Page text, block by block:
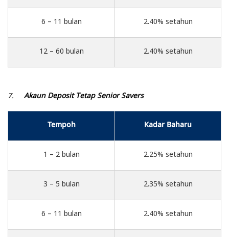
6 – 11 bulan 2.40% setahun
12 – 60 bulan 2.40% setahun
7. Akaun Deposit Tetap Senior Savers
Tempoh Kadar Baharu
1 – 2 bulan 2.25% setahun
3 – 5 bulan 2.35% setahun
6 – 11 bulan 2.40% setahun